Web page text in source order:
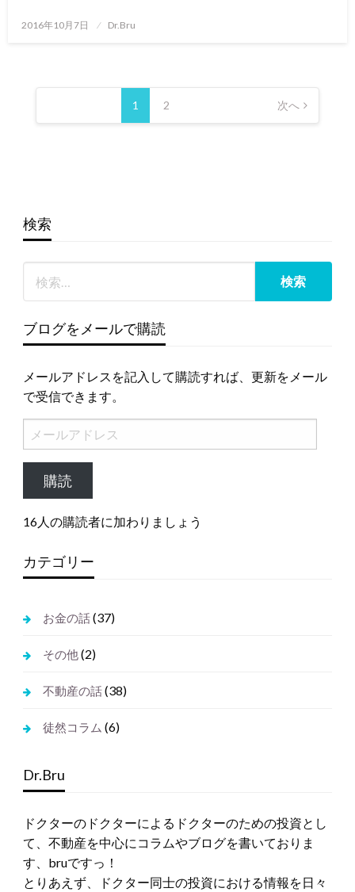
投
2016年10月7日 Dr.Bru
投
の
送
り
1 2 次へ
検索
ブログをメールで購読
メールアドレスを記入して購読すれば、更新をメール
で受信できます。
ー
レ
購読
16人の購読者に加わりましょう
カテゴリー
お金の話(37)
その他(2)
不動産の話(38)
徒然コラム (6)
Dr.Bru
ドクターのドクターによるドクターのための投資とし
て、不動産を中心にコラムやブログを書いておりま
す、bruですっ！
とりあえず、ドクター同士の投資における情報を日々